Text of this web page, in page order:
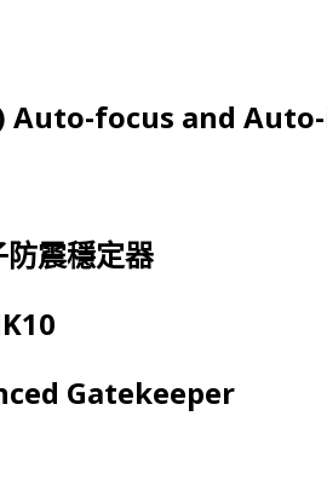
Auto-focus and
防震穩定器
Gatekeeper